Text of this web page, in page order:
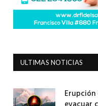
ULTIMAS NOTICIAS